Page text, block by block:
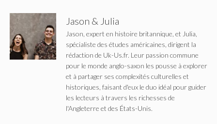
Jason & Julia
Jason, expert en histoire britannique, et Julia,
spécialiste des études américaines, dirigent la
rédaction de Uk-Us.fr. Leur passion commune
pour le monde anglo-saxon les pousse à explorer
et à partager ses complexités culturelles et
historiques, faisant d'eux le duo idéal pour guider
les lecteurs à travers les richesses de
l'Angleterre et des États-Unis.